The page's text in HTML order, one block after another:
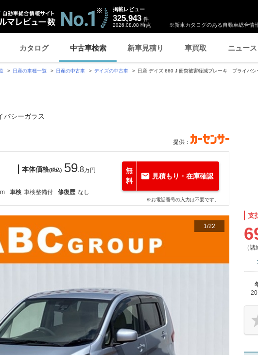
※新車カタログのある自動車総合情
掲載レビュー
325,943 件
2026.08.08 時点
カタログ 中古車検索 新車見積り 車買取 ニュース
日産の車種一覧 日産の中古車 デイズの中古車 日産 デイズ 660 J 衝突被害軽減ブレーキ プライバシ
シーガラス
提供：
本体価格(税込) 59.8万円
車検 車検整備付 修復歴 なし
無
料
見積もり・在庫確認
※お電話番号の入力は不要です。
1/22
支
（